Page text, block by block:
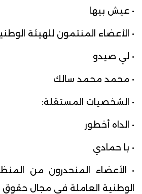
• عيش بيها
• الأعضاء المنتمون للهيئة
• لي صيدو
• محمد محمد سالك
• الشخصيات المستقلة:
• الداه أخطور
• با حمادي
• الأعضاء المنحدرون من
الوطنية العاملة في مجال حقوق